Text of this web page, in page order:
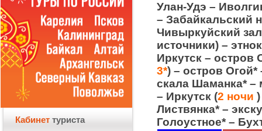
Улан-Удэ –
– Забайкальский
Чивыркуйский
источники) –
Иркутск – остров
3*) – остров
скала Шаманка*
– Иркутск (2 ночи
Листвянка* –
Голоустное* –
Кабинет туриста